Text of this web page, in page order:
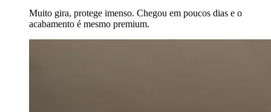
Muito gira, protege imenso. Chegou em poucos dias e o
acabamento é mesmo premium.